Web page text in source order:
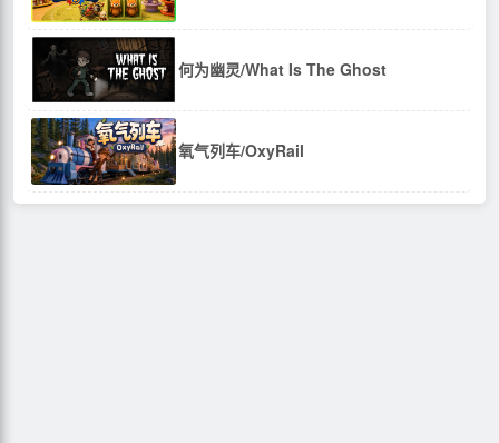
何为幽灵/What Is The Ghost
氧气列车/OxyRail